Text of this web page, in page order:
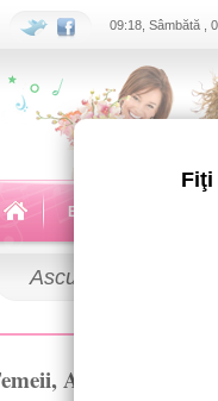
Fiţi
09:18, Sâmbătă ,
Echipa
Ascultă
Anna